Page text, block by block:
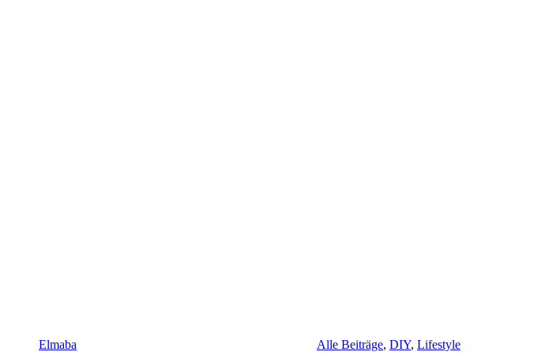
Elmaba Alle Beiträge, DIY, Lifestyle